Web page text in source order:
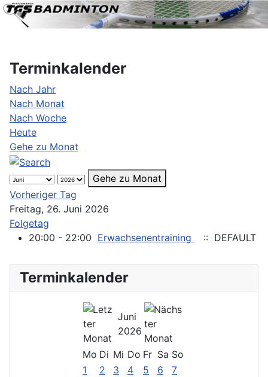
Terminkalender
Nach Jahr
Nach Monat
Nach Woche
Heute
Gehe zu Monat
Gehe zu Monat
Vorheriger Tag
Freitag, 26. Juni 2026
Folgetag
20:00 - 22:00 Erwachsenentraining :: DEFAULT
Terminkalender
Juni
2026
Mo Di Mi Do Fr Sa So
1
2 3 4 5 6
7